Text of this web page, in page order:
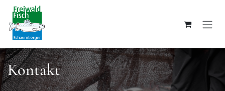
Zum Inhalt springen
Kontakt